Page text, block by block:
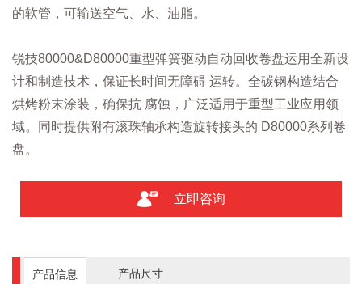
的软管，可输送空气、水、油脂。
锐技80000&D80000重型弹簧驱动自动回收卷盘运用全新设
计和制造技术，保证长时间无障碍 运转。全碳钢构造结合
烘烤粉末涂装，确保抗 腐蚀，广泛适用于重型工业应用领
域。同时提供附有滚珠轴承构造旋转接头的 D80000系列卷
盘。
立即咨询
产品信息 产品尺寸